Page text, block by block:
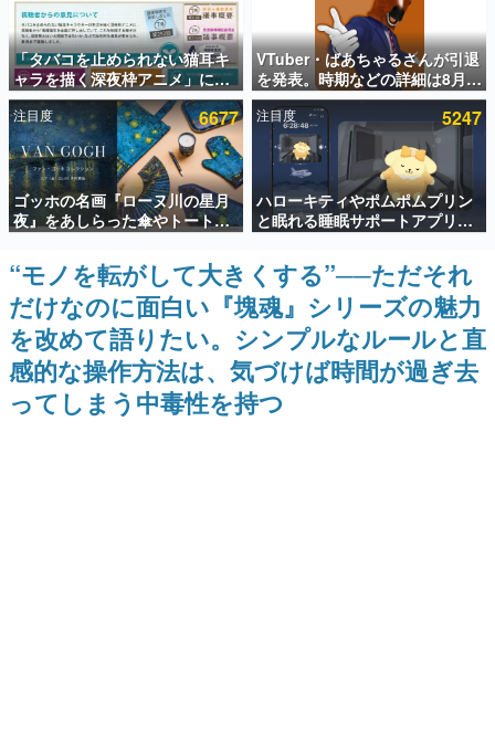
ゲームの企画書
名作ゲームクリエイターの方々に製作時のエピソードをお
聞きし、ヒットする企画（ゲーム）とは何か？を探ってい
きます。
赫本
この物語を解いてはいけない。『赫本』は、〈試験問題〉
の形をした短編ホラー小説集です。
新世代に訊く
これからのデジタルゲーム市場を担う若きクリエイター達
の姿を追い、彼らのルーツと情熱を探っていきます。
ゲーム世代の作家たち
ゲームに多大な影響を受けた作家さんに取材し、ゲームが
日本のコンテンツ産業やカルチャーに与えた影響を探る企
画です。
日本モバイルゲーム産業史
日本のモバイルゲーム史における主要なトピック・タイト
ルを網羅するほか、開発者へのインタビューや識者による
解説を掲載。約20年の歴史が一望できる決定版！
「タバコを止められない猫耳キ
ャラを描く深夜枠アニメ」に視
聴者の一部から批判意見。違法
薬物の使用と思しき描写も含め
て、BPOが議論を交わす
VTuber・ばあちゃるさんが引退
を発表。時期などの詳細は8月9
日15時からの配信で説明
注目度 6677
ゴッホの名画『ローヌ川の星月
夜』をあしらった傘やトートバ
ッグなどが登場。8月7日21時よ
り2日間限定で予約販売
注目度 5247
ハローキティやポムポムプリン
と眠れる睡眠サポートアプリ
『ゆめたび』が配信中。キャラ
ごとのASMRや目覚ましアラー
ムも搭載
“モノを転がして大きくする”──ただそれ
だけなのに面白い『塊魂』シリーズの魅力
を改めて語りたい。シンプルなルールと直
感的な操作方法は、気づけば時間が過ぎ去
ってしまう中毒性を持つ